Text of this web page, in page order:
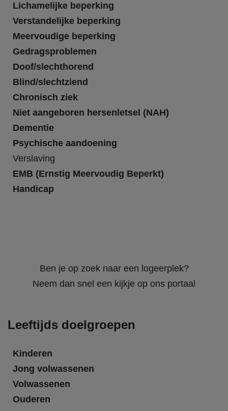
Lichamelijke beperking
Verstandelijke beperking
Meervoudige beperking
Gedragsproblemen
Doof/slechthorend
Blind/slechtziend
Chronisch ziek
Niet aangeboren hersenletsel (NAH)
Dementie
Psychische aandoening
Verslaving
EMB (Ernstig Meervoudig Beperkt)
Handicap
Ben je op zoek naar een logeerplek?
Neem dan snel een kijkje op ons portaal
Leeftijds doelgroepen
Kinderen
Jong volwassenen
Volwassenen
Ouderen